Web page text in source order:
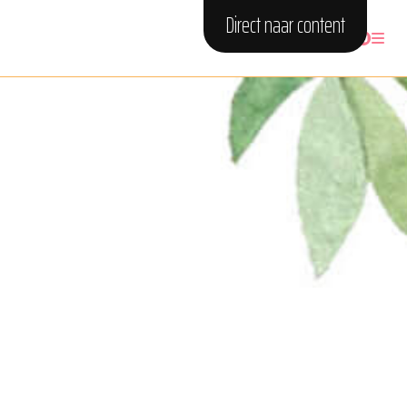
Direct naar content